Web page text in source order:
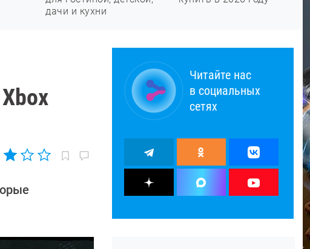
дачи и кухни
Читайте нас
в социальных
сетях